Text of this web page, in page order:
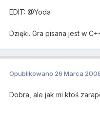
EDIT: @Yoda
Dzięki. Gra pisana jest w
Opublikowano 26 Marca
Dobra, ale jak mi ktoś